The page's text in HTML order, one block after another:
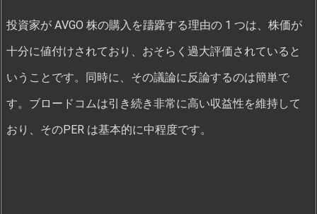
投資家が AVGO 株の購入を躊躇する理由の 1 つは、株価が
十分に値付けされており、おそらく過大評価されていると
いうことです。同時に、その議論に反論するのは簡単で
す。ブロードコムは引き続き非常に高い収益性を維持して
おり、そのPER は基本的に中程度です。